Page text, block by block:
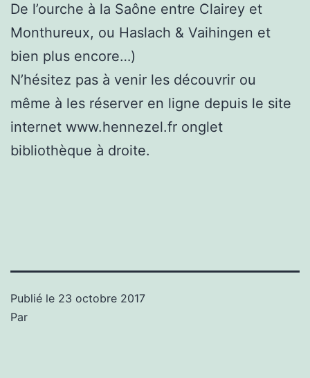
De l’ourche à la Saône entre Clairey et
Monthureux, ou Haslach & Vaihingen et
bien plus encore…)
N’hésitez pas à venir les découvrir ou
même à les réserver en ligne depuis le site
internet www.hennezel.fr onglet
bibliothèque à droite.
Publié le 23 octobre 2017
Par